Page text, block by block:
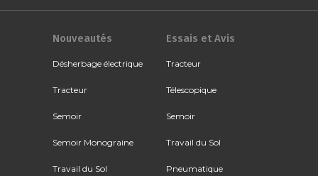
Nouveautés
Désherbage électrique
Tracteur
Semoir
Semoir Monograine
Travail du Sol
Essais et Avis
Tracteur
Télescopique
Semoir
Travail du Sol
Pneumatique